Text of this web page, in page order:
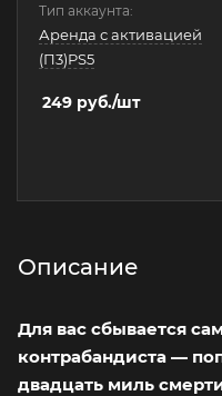
Тип аккаунта:
Аренда с активацией
(П3)PS5
249 руб./шт
Описание
Для вас сбывается
контрабандиста —
двадцать миль